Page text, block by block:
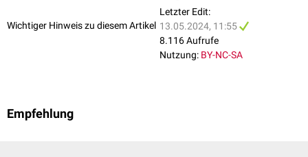
Wichtiger Hinweis zu diesem Artikel
Letzter Edit:
13.05.2024, 11:55
8.116 Aufrufe
Nutzung: BY-NC-SA
Empfehlung